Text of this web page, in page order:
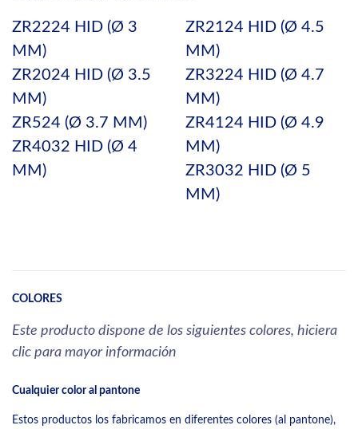
ZR2224 HID (Ø 3
MM)
ZR2024 HID (Ø 3.5
MM)
ZR524 (Ø 3.7 MM)
ZR4032 HID (Ø 4
MM)
ZR2124 HID (Ø 4.5
MM)
ZR3224 HID (Ø 4.7
MM)
ZR4124 HID (Ø 4.9
MM)
ZR3032 HID (Ø 5
MM)
COLORES
Este producto dispone de los siguientes colores, hiciera
clic para mayor información
Cualquier color al pantone
Estos productos los fabricamos en diferentes colores (al pantone),